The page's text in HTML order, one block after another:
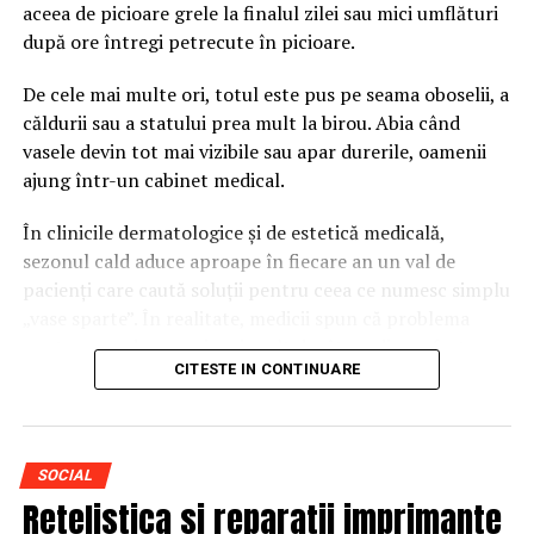
DLB Living și One United
Properties
Succesul pe segmentul rezidențial de top se clădește pe
încredere și pe o aliniere a valorilor legate de calitate și
inovație. Unul dintre pilonii fundamentali ai modelului
strategic cuOne United Properties, principalul
dezvoltator imobiliar de proiecte sustenabile din
Prin selectarea riguroasă a 12 proiecte de referință din
portofoliul acestui dezvoltator de renume, s-a reușit
investiții financiare solide și o dovadă clară a
potențialului Bucureștiului de a concura cu marile
metropole europene în materie de arhitectură,
aceea de picioare grele la finalul zilei sau mici umflături
după ore întregi petrecute în picioare.
De cele mai multe ori, totul este pus pe seama oboselii, a
căldurii sau a statului prea mult la birou. Abia când
vasele devin tot mai vizibile sau apar durerile, oamenii
ajung într-un cabinet medical.
În clinicile dermatologice și de estetică medicală,
sezonul cald aduce aproape în fiecare an un val de
pacienți care caută soluții pentru ceea ce numesc simplu
poate ascunde uneori mai mult decât un disconfort
De ce devin vasele mult mai
vizibile vara?
CITESTE IN CONTINUARE
SOCIAL
Retelistica si reparatii imprimante